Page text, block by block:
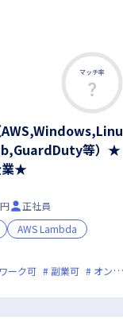
マッチ率
等）★
業★
正社員
AWS Lambda
ーク可 副業可 オンライン選考可